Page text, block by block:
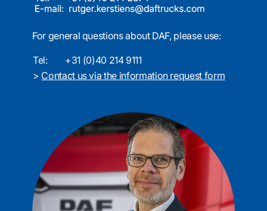
For general questions about DAF, please use:
Tel:
+31 (0)40 214 9111
> Contact us via the information request form